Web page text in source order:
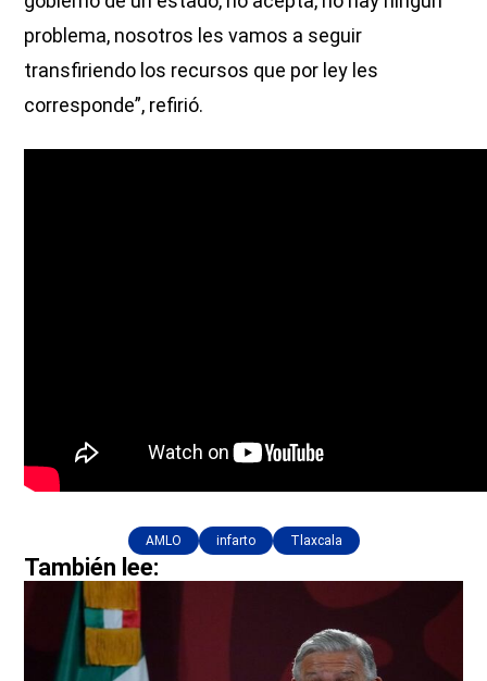
problema, nosotros les vamos a seguir
transfiriendo los recursos que por ley les
corresponde”, refirió.
AMLO infarto Tlaxcala
También lee: